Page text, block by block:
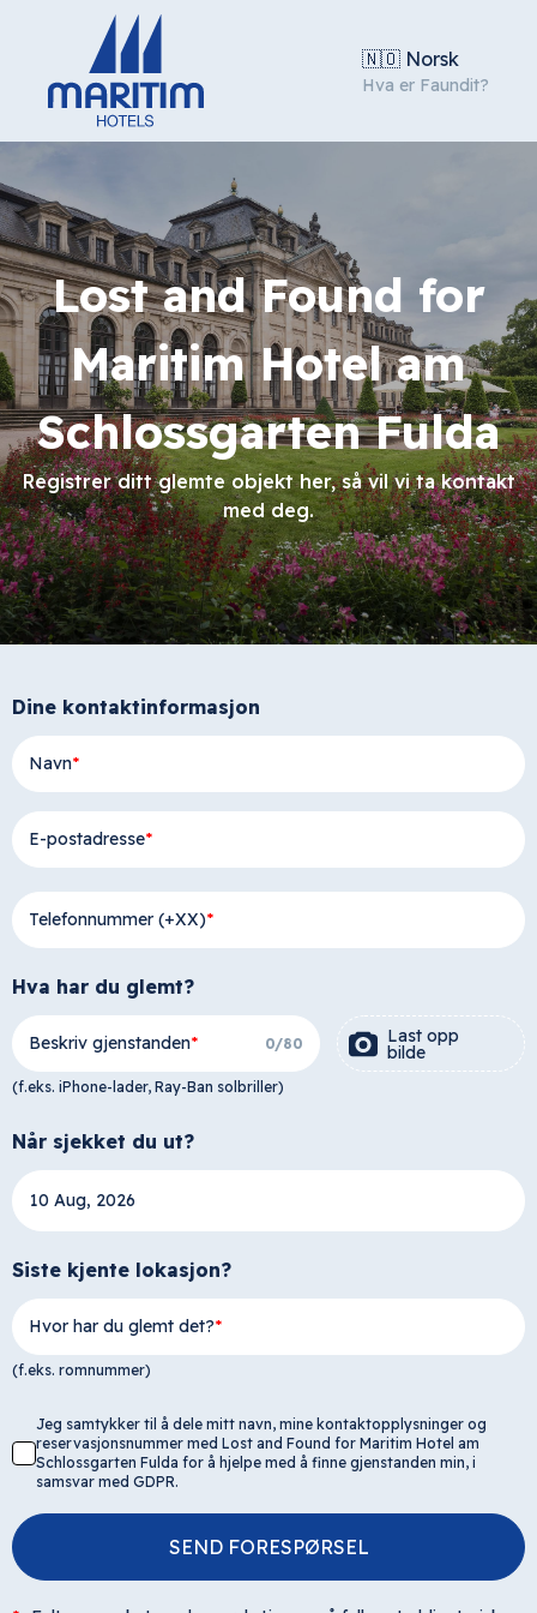
🇳🇴 Norsk
Hva er Faundit?
Lost and Found for
Maritim Hotel am
Schlossgarten Fulda
Registrer ditt glemte objekt her, så vil vi ta kontakt
med deg.
Dine kontaktinformasjon
Navn
E-postadresse
Telefonnummer (+XX)
Hva har du glemt?
Beskriv gjenstanden 0/80 Last opp
bilde
(f.eks. iPhone-lader, Ray-Ban solbriller)
Når sjekket du ut?
Siste kjente lokasjon?
Hvor har du glemt det?
(f.eks. romnummer)
Jeg samtykker til å dele mitt navn, mine kontaktopplysninger og
reservasjonsnummer med Lost and Found for Maritim Hotel am
Schlossgarten Fulda for å hjelpe med å finne gjenstanden min, i
samsvar med GDPR.
SEND FORESPØRSEL